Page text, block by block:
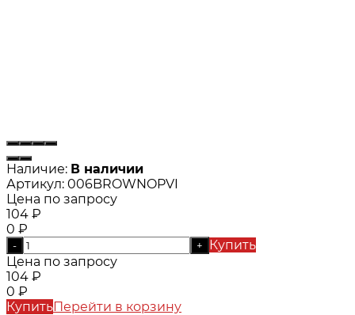
Наличие: В наличии
Артикул: 006BROWNOPVI
Цена по запросу
104 ₽
0 ₽
- +
Купить
Цена по запросу
104 ₽
0 ₽
КупитьПерейти в корзину